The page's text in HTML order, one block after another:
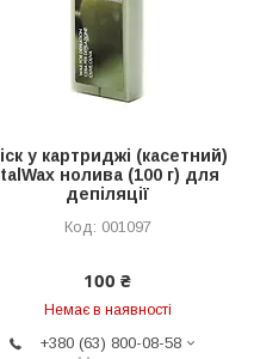
у картриджі (касетний)
нолива (100 г) для
депіляції
001097
100 ₴
Немає в наявності
+380 (63) 800-08-58